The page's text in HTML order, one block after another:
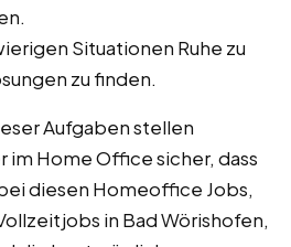
Situationen Ruhe zu
zu finden.
Aufgaben stellen
im Home Office sicher, dass
diesen Homeoffice Jobs,
in Bad Wörishofen,